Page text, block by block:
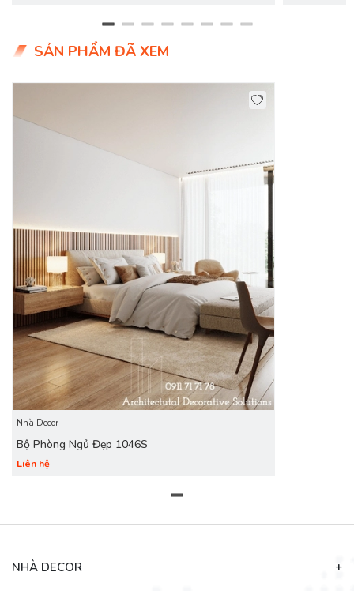
SẢN PHẨM ĐÃ XEM
Nhà Decor
Bộ Phòng Ngủ Đẹp 1046S
Liên hệ
NHÀ DECOR